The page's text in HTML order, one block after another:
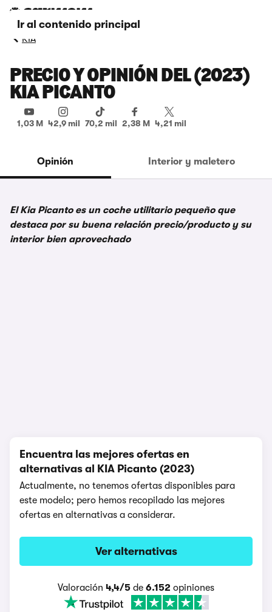
Ir al contenido principal
KIA
PRECIO Y OPINIÓN DEL (2023)
KIA PICANTO
1,03 M 42,9 mil 70,2 mil 2,38 M 4,21 mil
Opinión Interior y maletero
El Kia Picanto es un coche utilitario pequeño que
destaca por su buena relación precio/producto y su
interior bien aprovechado
Encuentra las mejores ofertas en
alternativas al KIA Picanto (2023)
Actualmente, no tenemos ofertas disponibles para
este modelo; pero hemos recopilado las mejores
ofertas en alternativas a considerar.
Ver alternativas
Valoración 4,4/5 de 6.152 opiniones